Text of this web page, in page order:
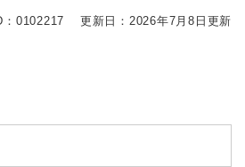
：0102217 更新日：2026年7月8日更新